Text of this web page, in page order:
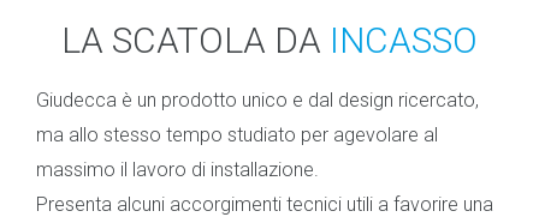
LA SCATOLA DA INCASSO
Giudecca è un prodotto unico e dal design ricercato,
ma allo stesso tempo studiato per agevolare al
massimo il lavoro di installazione.
Presenta alcuni accorgimenti tecnici utili a favorire una